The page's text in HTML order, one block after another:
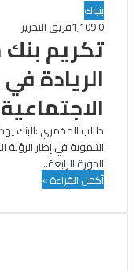
بنوك
فريق التحرير
0
تكريم
الريادة
طالب المخمري :البنك
الدورة الرابعة…
أكمل القراءة »